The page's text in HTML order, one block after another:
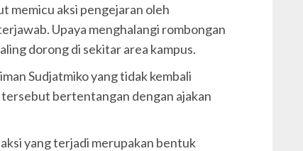
memicu aksi pengejaran oleh
Upaya menghalangi rombongan
dorong di sekitar area kampus.
Sudjatmiko yang tidak kembali
tersebut bertentangan dengan ajakan
yang terjadi merupakan bentuk